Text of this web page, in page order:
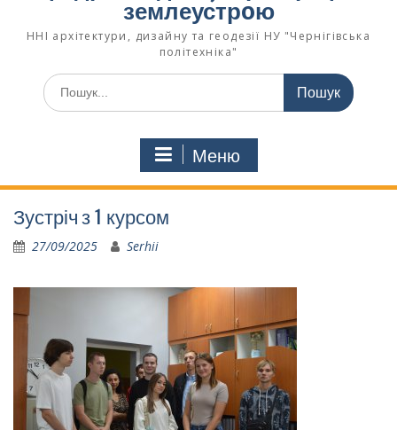
землеустрoю
ННІ архітектури, дизайну та геодезії НУ "Чернігівська
політехніка"
Меню
Зустріч з 1 курсом
27/09/2025 Serhii